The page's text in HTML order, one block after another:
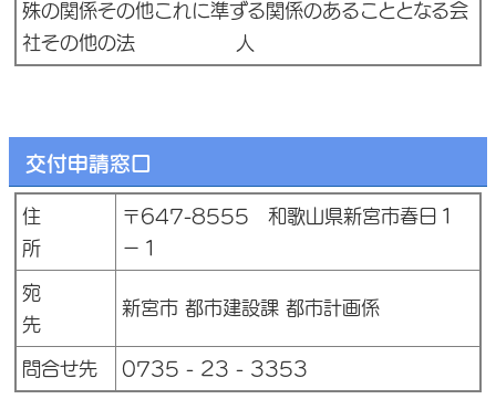
殊の関係その他これに準ずる関係のあることとなる会
社その他の法 人
交付申請窓口
住
所
〒647-8555 和歌山県新宮市春日１
－１
宛
先
新宮市 都市建設課 都市計画係
問合せ先 0735 - 23 - 3353